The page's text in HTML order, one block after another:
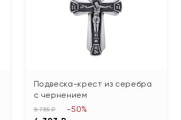
Подвеска-крест из серебра
с чернением
8 785 ₽ -50%